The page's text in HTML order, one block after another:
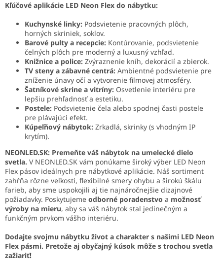
Kľúčové aplikácie LED Neon Flex do nábytku:
Kuchynské linky: Podsvietenie pracovných plôch,
horných skriniek, soklov.
Barové pulty a recepcie: Kontúrovanie, podsvietenie
čelných plôch pre moderný a luxusný vzhľad.
Knižnice a police: Zvýraznenie kníh, dekorácií a zbierok.
TV steny a zábavné centrá: Ambientné podsvietenie pre
zníženie únavy očí a vytvorenie filmovej atmosféry.
Šatníkové skrine a vitríny: Osvetlenie interiéru pre
lepšiu prehľadnosť a estetiku.
Postele: Podsvietenie čela alebo spodnej časti postele
pre plávajúci efekt.
Kúpeľňový nábytok: Zrkadlá, skrinky (s vhodným IP
krytím).
NEONLED.SK: Premeňte váš nábytok na umelecké dielo
svetla. V NEONLED.SK vám ponúkame široký výber LED Neon
Flex pásov ideálnych pre nábytkové aplikácie. Náš sortiment
zahŕňa rôzne veľkosti, flexibilné smery ohybu a širokú škálu
farieb, aby sme uspokojili aj tie najnáročnejšie dizajnové
požiadavky. Poskytujeme odborné poradenstvo a možnosť
výroby na mieru, aby sa váš nábytok stal jedinečným a
funkčným prvkom vášho interiéru.
Dodajte svojmu nábytku život a charakter s našimi LED Neon
Flex pásmi. Pretože aj obyčajný kúsok môže s trochou svetla
zažiariť!